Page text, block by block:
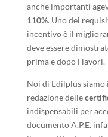
anche importanti
110%. Uno dei
incentivo è il
deve essere
prima e dopo i lavori.
Noi di Edilplus siamo
redazione delle
indispensabili per
documento A.P.E.